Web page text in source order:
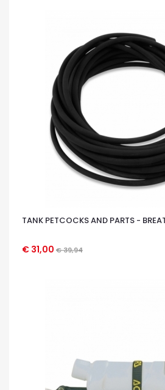
TANK PETCOCKS AND PARTS -
€ 31,00 € 39,94
OCCHIATA VELOCE